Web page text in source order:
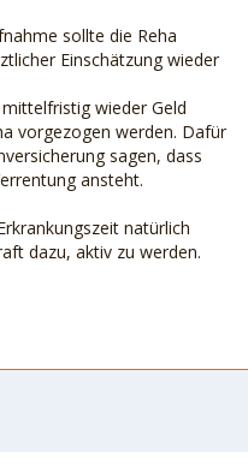
sollte die Reha
Einschätzung wieder
wieder Geld
vorgezogen werden. Dafür
sagen, dass
ansteht.
natürlich
dazu, aktiv zu werden.